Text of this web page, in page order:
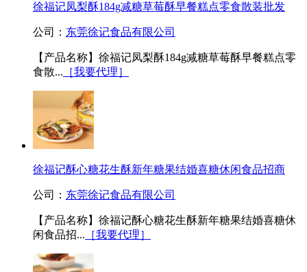
徐福记凤梨酥184g减糖草莓酥早餐糕点零食散装批发
公司： 东莞徐记食品有限公司
【产品名称】徐福记凤梨酥184g减糖草莓酥早餐糕点零
食散... ［我要代理］
徐福记酥心糖花生酥新年糖果结婚喜糖休闲食品招商
公司： 东莞徐记食品有限公司
【产品名称】徐福记酥心糖花生酥新年糖果结婚喜糖休
闲食品招... ［我要代理］